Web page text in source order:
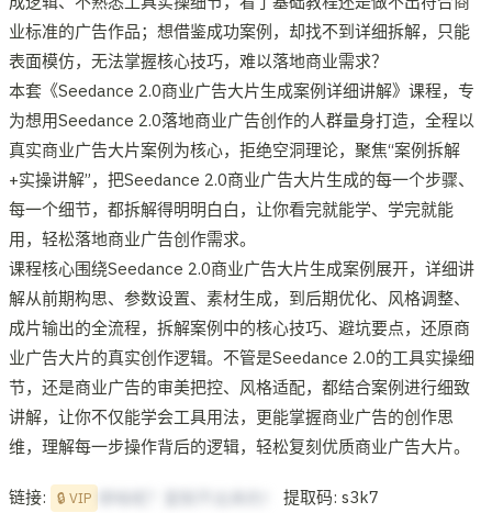
业标准的广告作品；想借鉴成功案例，却找不到详细拆解，只能
表面模仿，无法掌握核心技巧，难以落地商业需求？
本套《Seedance 2.0商业广告大片生成案例详细讲解》课程，专
为想用Seedance 2.0落地商业广告创作的人群量身打造，全程以
真实商业广告大片案例为核心，拒绝空洞理论，聚焦“案例拆解
+实操讲解”，把Seedance 2.0商业广告大片生成的每一个步骤、
每一个细节，都拆解得明明白白，让你看完就能学、学完就能
用，轻松落地商业广告创作需求。
课程核心围绕Seedance 2.0商业广告大片生成案例展开，详细讲
解从前期构思、参数设置、素材生成，到后期优化、风格调整、
成片输出的全流程，拆解案例中的核心技巧、避坑要点，还原商
业广告大片的真实创作逻辑。不管是Seedance 2.0的工具实操细
节，还是商业广告的审美把控、风格适配，都结合案例进行细致
讲解，让你不仅能学会工具用法，更能掌握商业广告的创作思
维，理解每一步操作背后的逻辑，轻松复刻优质商业广告大片。
链接: 🔒 VIP 提取码: s3k7